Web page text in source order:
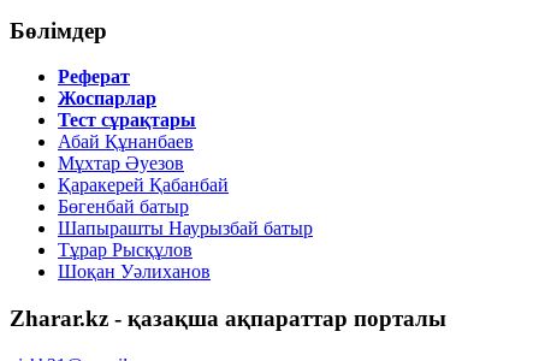
Бөлімдер
Реферат
Жоспарлар
Тест сұрақтары
Абай Құнанбаев
Мұхтар Әуезов
Қаракерей Қабанбай
Бөгенбай батыр
Шапырашты Наурызбай батыр
Тұрар Рысқұлов
Шоқан Уәлиханов
Zharar.kz - қазақша ақпараттар порталы